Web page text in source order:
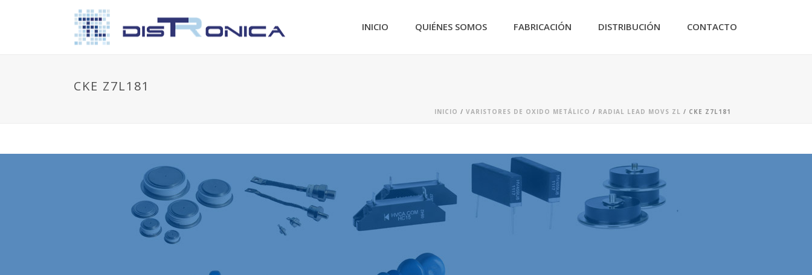
INICIO QUIÉNES SOMOS FABRICACIÓN DISTRIBUCIÓN CONTACTO
CKE Z7L181
INICIO / VARISTORES DE OXIDO METÁLICO / RADIAL LEAD MOVS ZL / CKE Z7L181